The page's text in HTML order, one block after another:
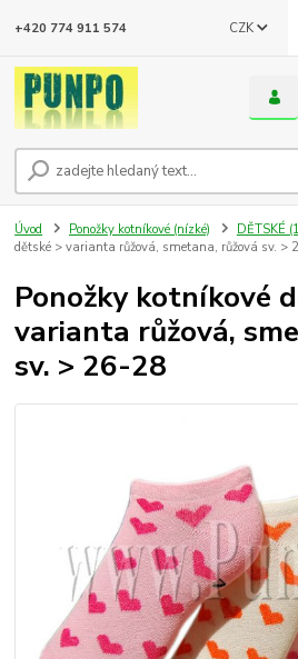
CZK
+420 774 911 574
Úvod Ponožky kotníkové (nízké) DĚTSKÉ
dětské > varianta růžová, smetana, růžová sv. >
Ponožky kotníkové
varianta růžová,
sv. > 26-28